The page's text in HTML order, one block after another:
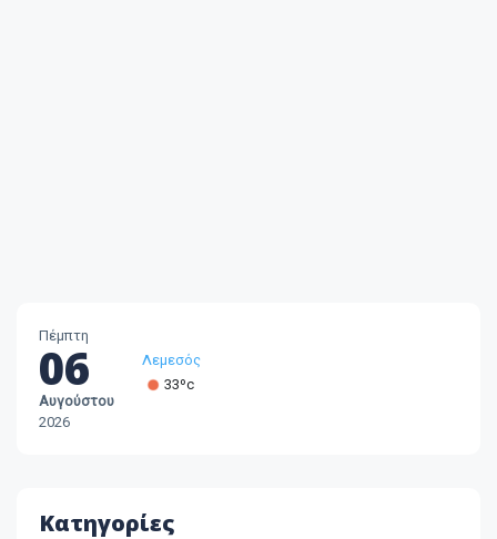
Πέμπτη
06
Αυγούστου
2026
Λάρνακα
30ºc
Κατηγορίες